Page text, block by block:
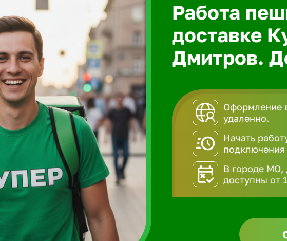
Работа
доставке
Дмитров.
Оформление
удаленно.
Начать
подключения
В городе МО,
доступны от